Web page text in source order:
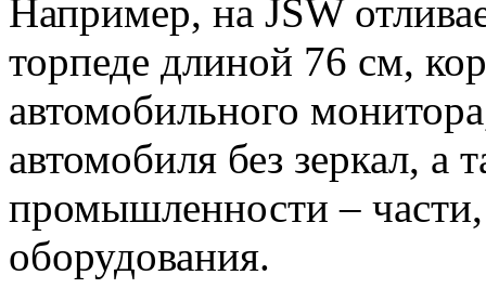
Например, на JSW
торпеде длиной 76 см,
автомобильного
автомобиля без зеркал, а
промышленности –
оборудования.